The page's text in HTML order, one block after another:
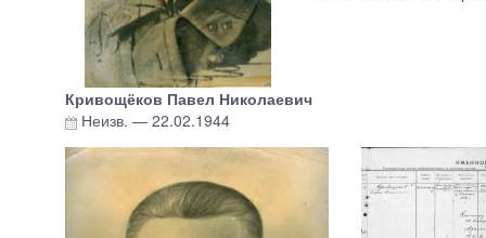
Кривощёков Павел Николаевич
Неизв. — 22.02.1944